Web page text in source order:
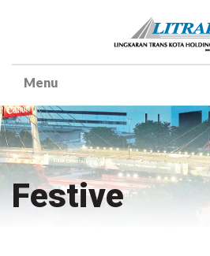
Festive